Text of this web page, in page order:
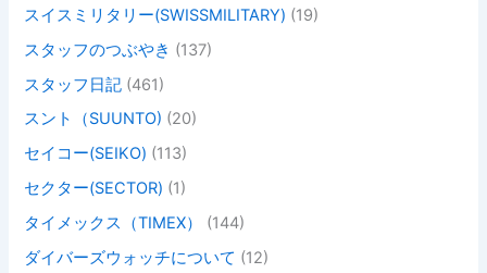
スイスミリタリー(SWISSMILITARY) (19)
スタッフのつぶやき (137)
スタッフ日記 (461)
スント（SUUNTO) (20)
セイコー(SEIKO) (113)
セクター(SECTOR) (1)
タイメックス（TIMEX）
(144)
ダイバーズウォッチについて (12)